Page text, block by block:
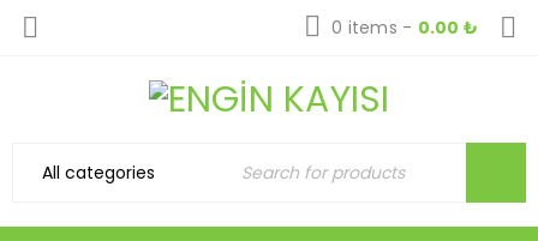
0 items - 0.00 ₺